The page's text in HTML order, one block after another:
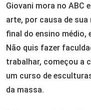
Giovani mora no ABC
arte, por causa de
final do ensino médio,
Não quis fazer
trabalhar, começou a
um curso de
da massa.